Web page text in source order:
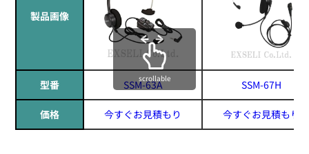
製品画像
型番 SSM-63A SSM-67H
価格 今すぐお見積もり 今すぐお見積もり
scrollable